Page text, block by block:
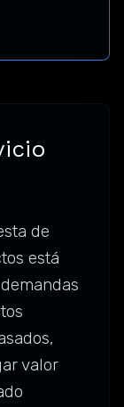
de
está
valor